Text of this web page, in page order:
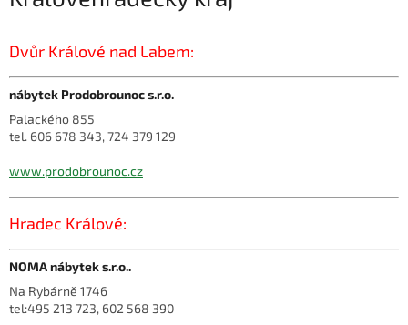
Dvůr Králové nad Labem:
nábytek Prodobrounoc s.r.o.
Palackého 855
tel. 606 678 343, 724 379 129
www.prodobrounoc.cz
Hradec Králové:
NOMA nábytek s.r.o..
Na Rybárně 1746
tel:495 213 723, 602 568 390